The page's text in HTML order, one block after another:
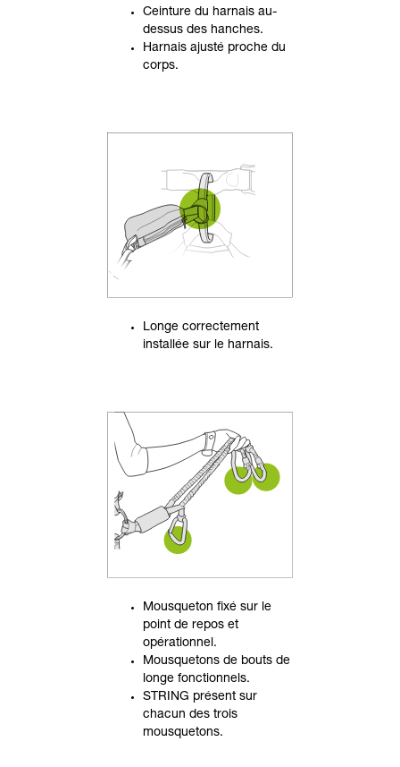
Ceinture du harnais au-
dessus des hanches.
Harnais ajusté proche du
corps.
Longe correctement
installée sur le harnais.
Mousqueton fixé sur le
point de repos et
opérationnel.
Mousquetons de bouts de
longe fonctionnels.
STRING présent sur
chacun des trois
mousquetons.